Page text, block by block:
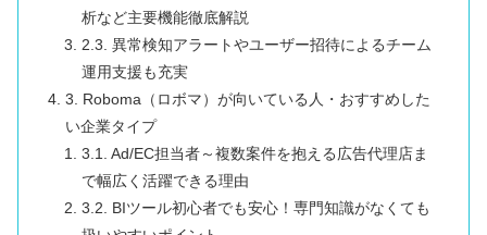
析など主要機能徹底解説
2.3. 異常検知アラートやユーザー招待によるチーム
運用支援も充実
3. Roboma（ロボマ）が向いている人・おすすめした
い企業タイプ
3.1. Ad/EC担当者～複数案件を抱える広告代理店ま
で幅広く活躍できる理由
3.2. BIツール初心者でも安心！専門知識がなくても